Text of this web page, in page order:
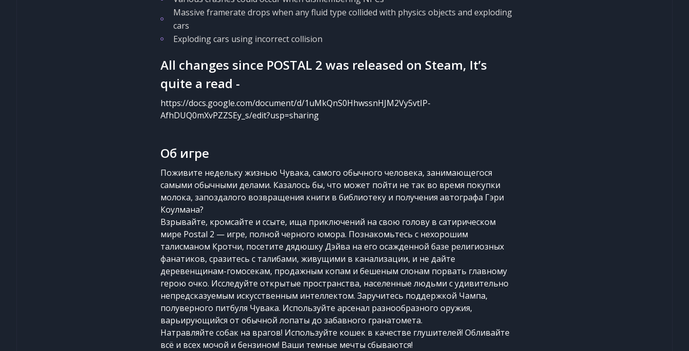
Massive framerate drops when any fluid type collided with physics objects and exploding
cars
Exploding cars using incorrect collision
All changes since POSTAL 2 was released on Steam, It’s
quite a read -
https://docs.google.com/document/d/1uMkQnS0HhwssnHJM2Vy5vtIP-
AfhDUQ0mXvPZZSEy_s/edit?usp=sharing
Об игре
Поживите недельку жизнью Чувака, самого обычного человека, занимающегося
самыми обычными делами. Казалось бы, что может пойти не так во время покупки
молока, запоздалого возвращения книги в библиотеку и получения автографа Гэри
Коулмана?
Взрывайте, кромсайте и ссыте, ища приключений на свою голову в сатирическом
мире Postal 2 — игре, полной черного юмора. Познакомьтесь с нехорошим
талисманом Кротчи, посетите дядюшку Дэйва на его осажденной базе религиозных
фанатиков, сразитесь с талибами, живущими в канализации, и не дайте
деревенщинам-гомосекам, продажным копам и бешеным слонам порвать главному
герою очко. Исследуйте открытые пространства, населенные людьми с удивительно
непредсказуемым искусственным интеллектом. Заручитесь поддержкой Чампа,
полуверного питбуля Чувака. Используйте арсенал разнообразного оружия,
варьирующийся от обычной лопаты до забавного гранатомета.
Натравляйте собак на врагов! Используйте кошек в качестве глушителей! Обливайте
всё и всех мочой и бензином! Ваши темные мечты сбываются!